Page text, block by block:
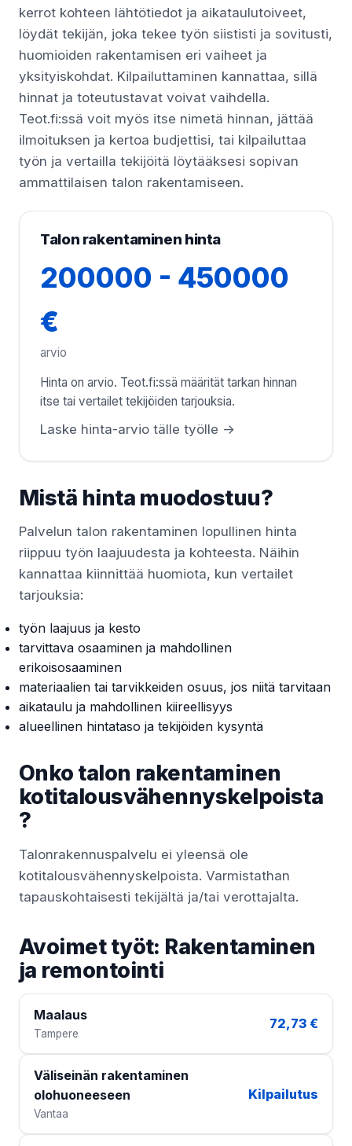
kerrot kohteen lähtötiedot ja aikataulutoiveet,
löydät tekijän, joka tekee työn siististi ja sovitusti,
huomioiden rakentamisen eri vaiheet ja
yksityiskohdat. Kilpailuttaminen kannattaa, sillä
hinnat ja toteutustavat voivat vaihdella.
Teot.fi:ssä voit myös itse nimetä hinnan, jättää
ilmoituksen ja kertoa budjettisi, tai kilpailuttaa
työn ja vertailla tekijöitä löytääksesi sopivan
ammattilaisen talon rakentamiseen.
Talon rakentaminen hinta
200000 - 450000
€
arvio
Hinta on arvio. Teot.fi:ssä määrität tarkan hinnan
itse tai vertailet tekijöiden tarjouksia.
Laske hinta-arvio tälle työlle →
Mistä hinta muodostuu?
Palvelun talon rakentaminen lopullinen hinta
riippuu työn laajuudesta ja kohteesta. Näihin
kannattaa kiinnittää huomiota, kun vertailet
tarjouksia:
työn laajuus ja kesto
tarvittava osaaminen ja mahdollinen
erikoisosaaminen
materiaalien tai tarvikkeiden osuus, jos niitä tarvitaan
aikataulu ja mahdollinen kiireellisyys
alueellinen hintataso ja tekijöiden kysyntä
Onko talon rakentaminen
kotitalousvähennyskelpoista
?
Talonrakennuspalvelu ei yleensä ole
kotitalousvähennyskelpoista. Varmistathan
tapauskohtaisesti tekijältä ja/tai verottajalta.
Avoimet työt: Rakentaminen
ja remontointi
Maalaus
Tampere
72,73 €
Väliseinän rakentaminen
olohuoneeseen
Vantaa
Kilpailutus